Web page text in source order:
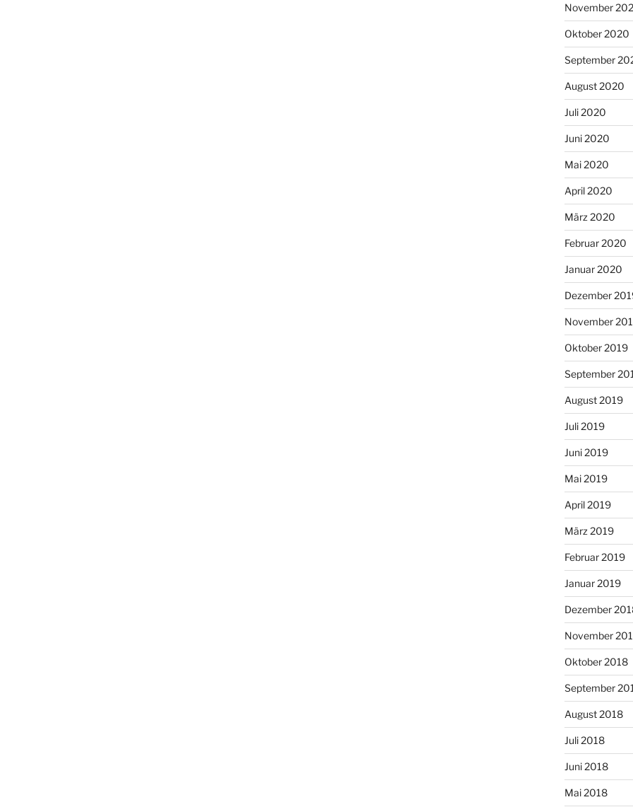
November
Oktober 2020
September
August 2020
Juli 2020
Juni 2020
Mai 2020
April 2020
März 2020
Februar 2020
Januar 2020
Dezember
November
Oktober 2019
September
August 2019
Juli 2019
Juni 2019
Mai 2019
April 2019
März 2019
Februar 2019
Januar 2019
Dezember
November
Oktober 2018
September
August 2018
Juli 2018
Juni 2018
Mai 2018